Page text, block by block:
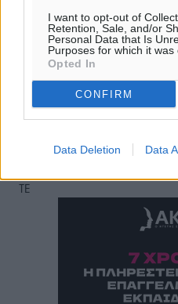
I want to opt-out of
Retention, Sale, and/or
Personal Data that Is
Purposes for which it was
Opted In
CONFIRM
Data Deletion Data
πρόγνωση:
ΤΕ